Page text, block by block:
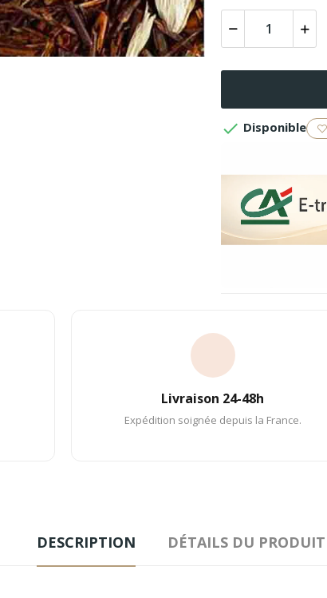
 Disponible
Livraison 24-48h
Expédition soignée depuis la France.
DESCRIPTION DÉTAILS DU PRODUIT